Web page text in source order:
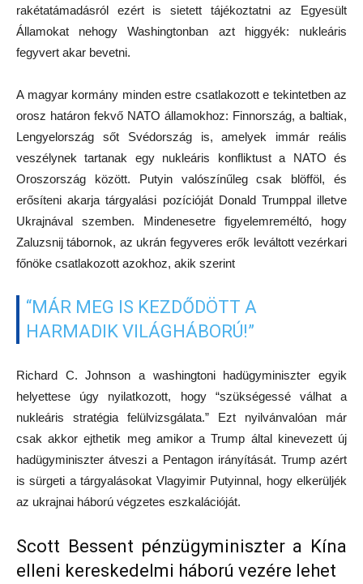
rakétatámadásról ezért is sietett tájékoztatni az Egyesült
Államokat nehogy Washingtonban azt higgyék: nukleáris
fegyvert akar bevetni.
A magyar kormány minden estre csatlakozott e tekintetben az
orosz határon fekvő NATO államokhoz: Finnország, a baltiak,
Lengyelország sőt Svédország is, amelyek immár reális
veszélynek tartanak egy nukleáris konfliktust a NATO és
Oroszország között. Putyin valószínűleg csak blöfföl, és
erősíteni akarja tárgyalási pozícióját Donald Trumppal illetve
Ukrajnával szemben. Mindenesetre figyelemreméltó, hogy
Zaluzsnij tábornok, az ukrán fegyveres erők leváltott vezérkari
főnöke csatlakozott azokhoz, akik szerint
“MÁR MEG IS KEZDŐDÖTT A
HARMADIK VILÁGHÁBORÚ!”
Richard C. Johnson a washingtoni hadügyminiszter egyik
helyettese úgy nyilatkozott, hogy “szükségessé válhat a
nukleáris stratégia felülvizsgálata.” Ezt nyilvánvalóan már
csak akkor ejthetik meg amikor a Trump által kinevezett új
hadügyminiszter átveszi a Pentagon irányítását. Trump azért
is sürgeti a tárgyalásokat Vlagyimir Putyinnal, hogy elkerüljék
az ukrajnai háború végzetes eszkalációját.
Scott Bessent pénzügyminiszter a Kína
elleni kereskedelmi háború vezére lehet